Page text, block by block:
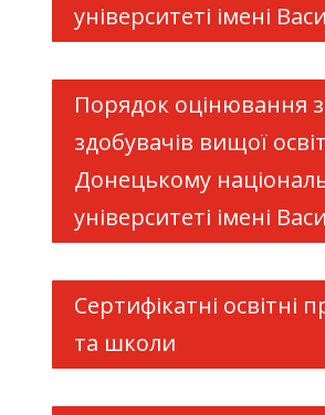
університеті імені
Порядок оцінювання
здобувачів вищої
Донецькому
університеті імені
Сертифікатні освітні
та школи